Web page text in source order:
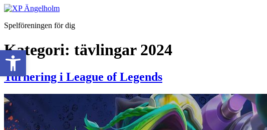
Spelföreningen för dig
Kategori: tävlingar 2024
Turnering i League of Legends
Open toolbar